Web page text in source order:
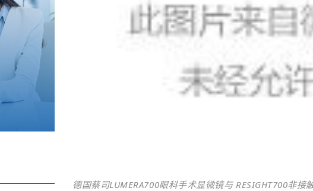
德国蔡司LUMERA700眼科手术显微镜与 RESIGHT700非